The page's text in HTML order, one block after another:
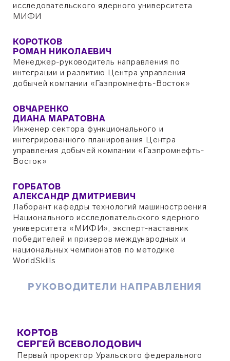
исследовательского ядерного университета
МИФИ
КОРОТКОВ
РОМАН НИКОЛАЕВИЧ
Менеджер-руководитель направления по
интеграции и развитию Центра управления
добычей компании «Газпромнефть-Восток»
ОВЧАРЕНКО
ДИАНА МАРАТОВНА
Инженер сектора функционального и
интегрированного планирования Центра
управления добычей компании «Газпромнефть-
Восток»
ГОРБАТОВ
АЛЕКСАНДР ДМИТРИЕВИЧ
Лаборант кафедры технологий машиностроения
Национального исследовательского ядерного
университета «МИФИ», эксперт-наставник
победителей и призеров международных и
национальных чемпионатов по методике
WorldSkills
РУКОВОДИТЕЛИ НАПРАВЛЕНИЯ
КОРТОВ
СЕРГЕЙ ВСЕВОЛОДОВИЧ
Первый проректор Уральского федерального